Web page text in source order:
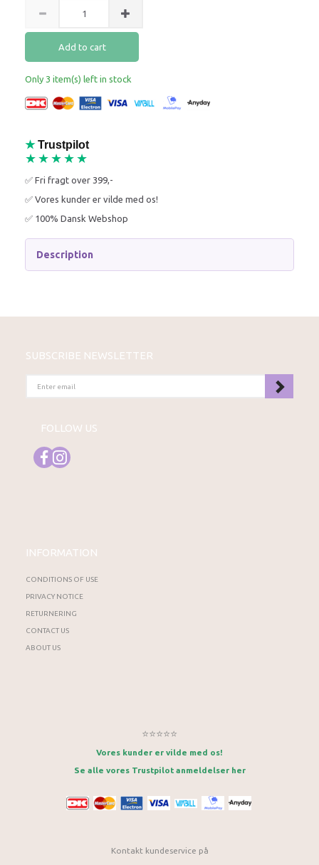
Add to cart
Only 3 item(s) left in stock
★ Trustpilot
★★★★★
✅ Fri fragt over 399,-
✅ Vores kunder er vilde med os!
✅ 100% Dansk Webshop
Description
SUBSCRIBE NEWSLETTER
EMAIL
FOLLOW US
INFORMATION
CONDITIONS OF USE
PRIVACY NOTICE
RETURNERING
CONTACT US
ABOUT US
⭐⭐⭐⭐⭐
Vores kunder er vilde med os!
Se alle vores Trustpilot anmeldelser her
Kontakt kundeservice på